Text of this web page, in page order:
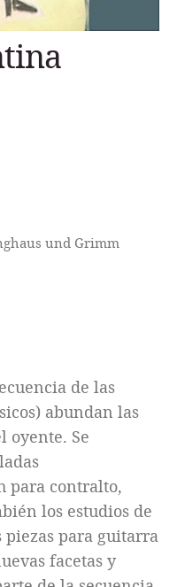
und Grimm
de las
abundan las
oyente. Se
para contralto,
los estudios de
piezas para guitarra
facetas y